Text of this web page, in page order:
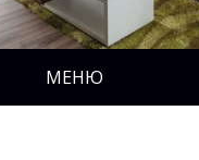
МЕНЮ